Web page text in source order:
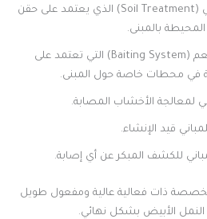
نظام الحقن الأرضي (Soil Treatment) الذي يعتمد على حقن
المحيطة بالمبنى.
تقنية محطات الطعم (Baiting System) التي تعتمد على
محطات خاصة حول المبنى.
لمعالجة الأخشاب المصابة.
قيد الإنشاء.
للكشف المبكر عن أي إصابة.
ذات فعالية عالية ومفعول طويل
الأبيض بشكل نهائي.